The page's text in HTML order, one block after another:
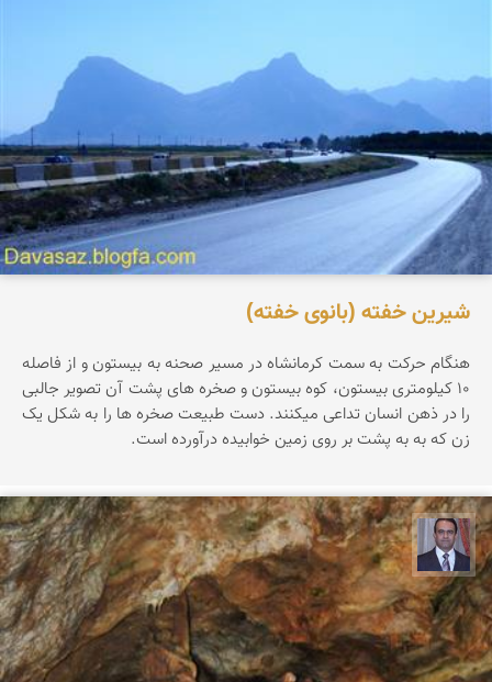
شیرین خفته (بانوی خفته)
هنگام حرکت به سمت کرمانشاه در مسیر صحنه به بیستون و از فاصله
۱۰ کیلومتری بیستون، کوه بیستون و صخره های پشت آن تصویر جالبی
را در ذهن انسان تداعی میکنند. دست طبیعت صخره ها را به شکل یک
زن که به به پشت بر روی زمین خوابیده درآورده است.
نادر چقاجردی